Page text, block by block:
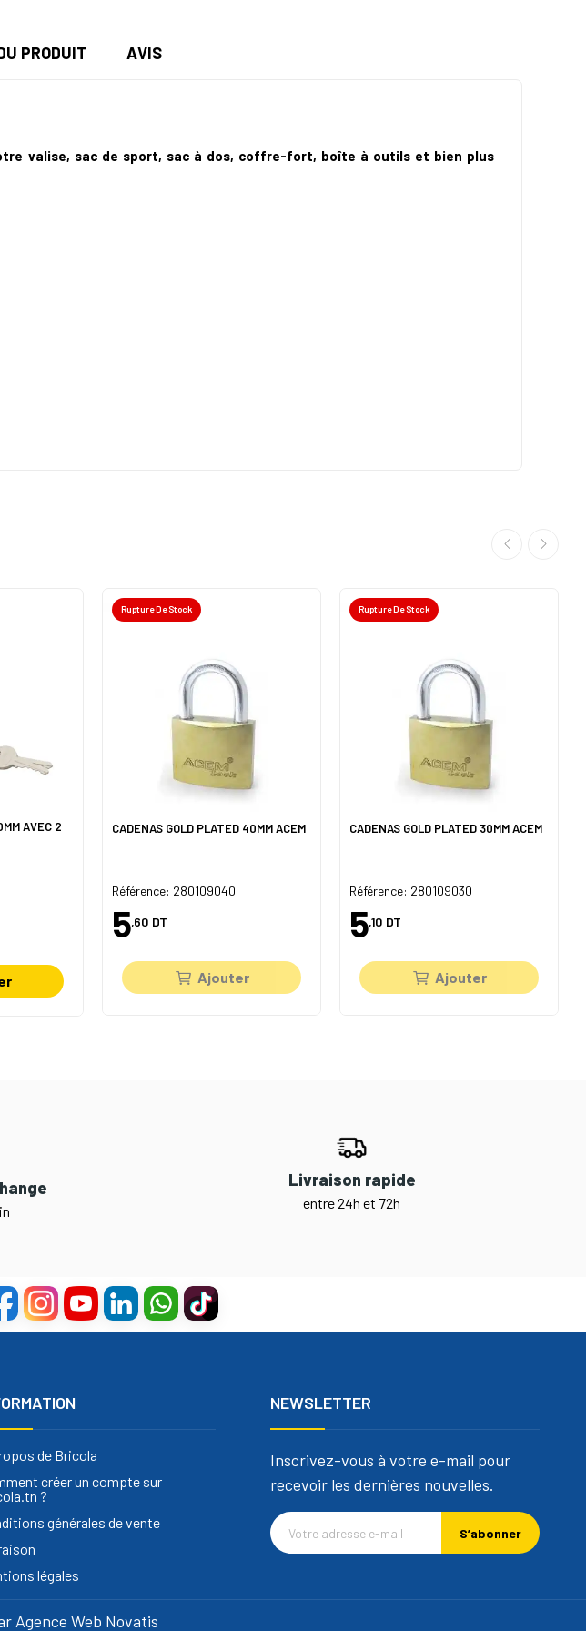
PRODUIT AVIS
valise, sac de sport, sac à dos, coffre-fort, boîte à outils et bien plus
AVEC 2
Rupture De Stock
CADENAS GOLD PLATED 40MM ACEM
Référence: 280109040
5,60 DT
Ajouter
Rupture De Stock
CADENAS GOLD PLATED 30MM ACEM
Référence: 280109030
5,10 DT
Ajouter
Livraison rapide
entre 24h et 72h
de Bricola
créer un compte sur
?
générales de vente
légales
NEWSLETTER
Inscrivez-vous à votre e-mail pour
recevoir les dernières nouvelles.
S’abonner
Agence Web Novatis